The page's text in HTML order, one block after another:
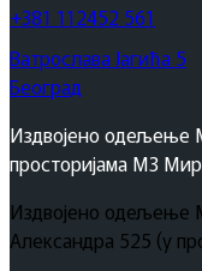
+381 112452 561
Ватрослава Јагића 5
Београд
Издвојено одељење
просторијама МЗ
Издвојено одељење
Александра 525 (у